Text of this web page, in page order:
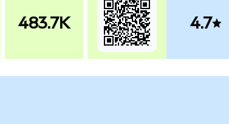
483.7K 4.7